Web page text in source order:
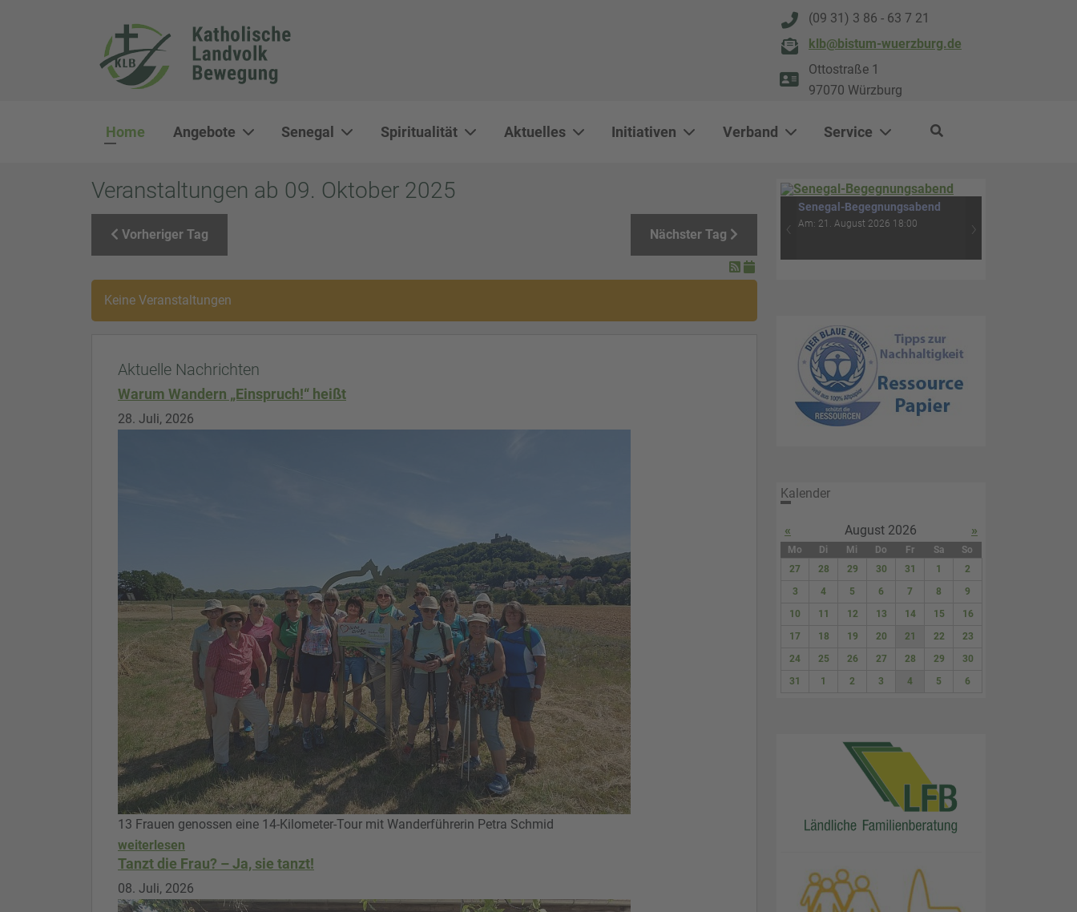
(09 31) 3 86 - 63 7 21
klb@bistum-wuerzburg.de
Ottostraße 1
97070 Würzburg
Home Angebote Senegal Spiritualität Aktuelles Initiativen Verband Service
WAL 3034 1800x500
WAL 8217 1800x500
20220730 115738 1800x500
20230911 165003 1800x500
DSC00568 1800x500
DSC 5882 DxO 1800x500
IMG 0711 1800x500
WAL 0061 1800x500
WAL 5484 1800x500
WAL 99591800x500
Veranstaltungen ab 09. Oktober 2025
Vorheriger Tag Nächster Tag
Keine Veranstaltungen
Aktuelle Nachrichten
Warum Wandern „Einspruch!“ heißt
28. Juli, 2026
13 Frauen genossen eine 14-Kilometer-Tour mit Wanderführerin Petra Schmid
weiterlesen
Tanzt die Frau? – Ja, sie tanzt!
08. Juli, 2026
Rituale für Menschen im
Wasser-Luft (4. Abend)
‹ ›
« August 2026 »
Mo Di Mi Do Fr Sa
So
27
28 29 30 31 1
2
3
4 5 6 7 8
9
10
11 12 13 14 15
16
17
18 19 20 21 22
23
24
25 26 27 28 29
30